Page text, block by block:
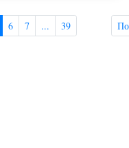
6 7 ... 39